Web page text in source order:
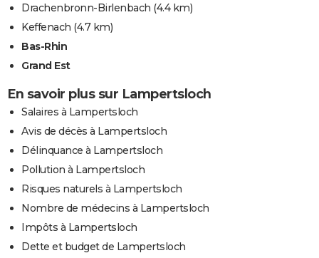
Drachenbronn-Birlenbach (4.4 km)
Keffenach (4.7 km)
Bas-Rhin
Grand Est
En savoir plus sur Lampertsloch
Salaires à Lampertsloch
Avis de décès à Lampertsloch
Délinquance à Lampertsloch
Pollution à Lampertsloch
Risques naturels à Lampertsloch
Nombre de médecins à Lampertsloch
Impôts à Lampertsloch
Dette et budget de Lampertsloch